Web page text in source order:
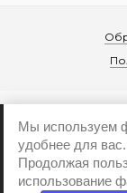
Мы используем
удобнее для вас.
Продолжая
использование